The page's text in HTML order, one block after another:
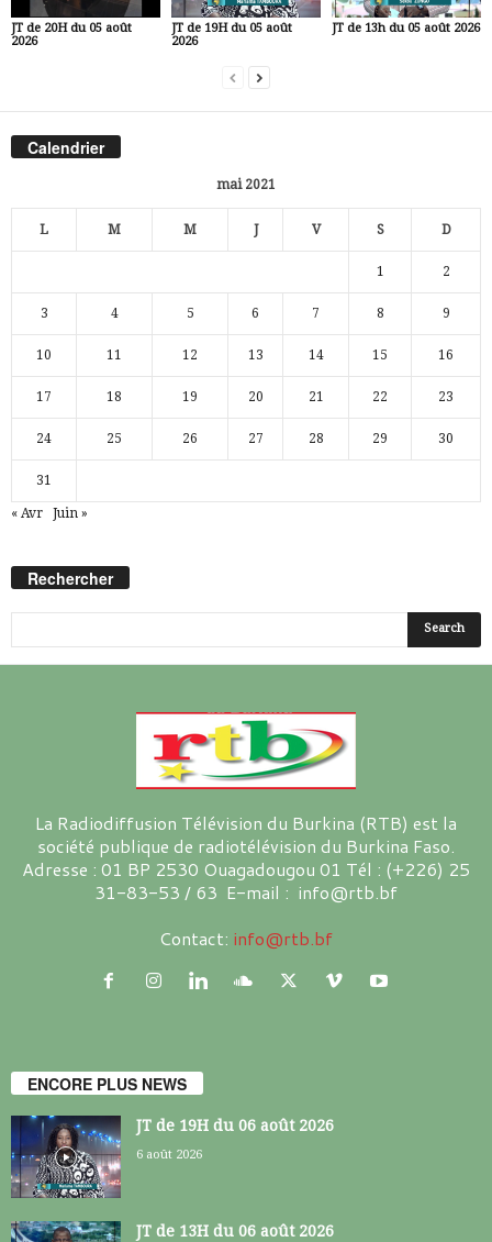
JT de 20H du 05 août
2026
JT de 19H du 05 août
2026
JT de 13h du 05 août 2026
Calendrier
mai 2021
L M M J V S D
1 2
3 4 5 6 7 8 9
10 11 12 13 14 15 16
17 18 19 20 21 22 23
24 25 26 27 28 29 30
31
« Avr Juin »
Rechercher
La Radiodiffusion Télévision du Burkina (RTB) est la
société publique de radiotélévision du Burkina Faso.
Adresse : 01 BP 2530 Ouagadougou 01 Tél : (+226) 25
31-83-53 / 63 E-mail : info@rtb.bf
Contact: info@rtb.bf
ENCORE PLUS NEWS
JT de 19H du 06 août 2026
6 août 2026
JT de 13H du 06 août 2026